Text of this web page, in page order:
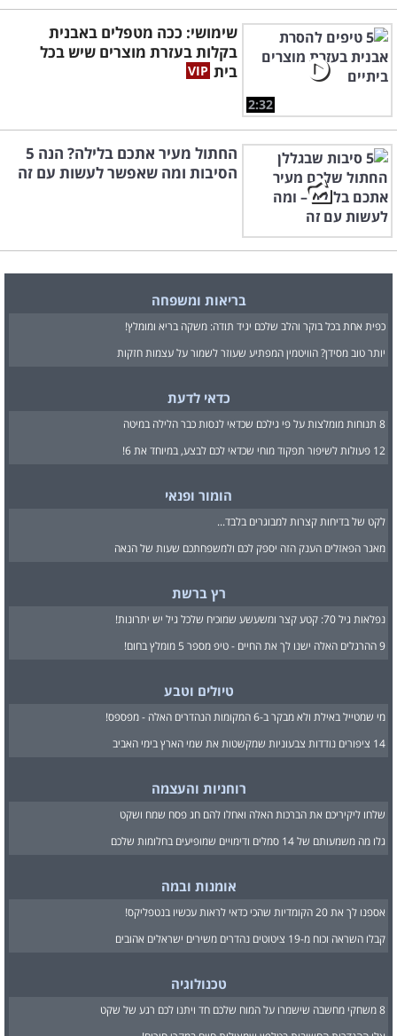
2:32
שימושי: ככה מטפלים באבנית
בקלות בעזרת מוצרים שיש בכל
בית
החתול מעיר אתכם בלילה? הנה 5
הסיבות ומה שאפשר לעשות עם זה
בריאות ומשפחה
כפית אחת בכל בוקר והלב שלכם יגיד תודה: משקה בריא ומומלץ!
יותר טוב מסידן? הוויטמין המפתיע שעוזר לשמור על עצמות חזקות
כדאי לדעת
8 תנוחות מומלצות על פי גילכם שכדאי לנסות כבר הלילה במיטה
12 פעולות לשיפור תפקוד מוחי שכדאי לכם לבצע, במיוחד את 6!
הומור ופנאי
לקט של בדיחות קצרות למבוגרים בלבד...
מאגר הפאזלים הענק הזה יספק לכם ולמשפחתכם שעות של הנאה
רץ ברשת
נפלאות גיל 70: קטע קצר ומשעשע שמוכיח שלכל גיל יש יתרונות!
9 ההרגלים האלה ישנו לך את החיים - טיפ מספר 5 מומלץ בחום!
טיולים וטבע
מי שמטייל באילת ולא מבקר ב-6 המקומות הנהדרים האלה - מפספס!
14 ציפורים נודדות צבעוניות שמקשטות את שמי הארץ בימי האביב
רוחניות והעצמה
שלחו ליקיריכם את הברכות האלה ואחלו להם חג פסח שמח ושקט
גלו מה משמעותם של 14 סמלים ודימויים שמופיעים בחלומות שלכם
אומנות ובמה
אספנו לך את 20 הקומדיות שהכי כדאי לראות עכשיו בנטפליקס!
קבלו השראה וכוח מ-19 ציטוטים נהדרים משירים ישראלים אהובים
טכנולוגיה
8 משחקי מחשבה שישמרו על המוח שלכם חד ויתנו לכם רגע של שקט